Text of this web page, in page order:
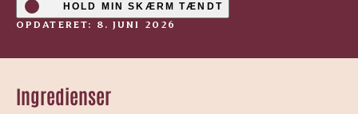
HOLD MIN SKÆRM TÆNDT
OPDATERET: 8. JUNI 2026
Ingredienser